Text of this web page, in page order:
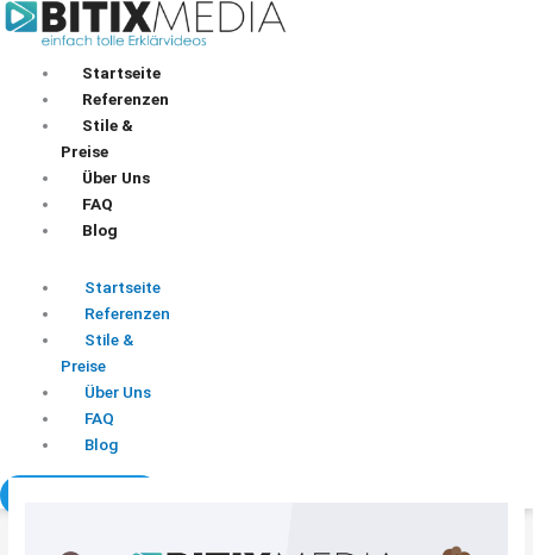
Zum
Inhalt
Startseite
Referenzen
Stile &
Preise
Über Uns
FAQ
Blog
Startseite
Referenzen
Stile &
Preise
Über Uns
FAQ
Blog